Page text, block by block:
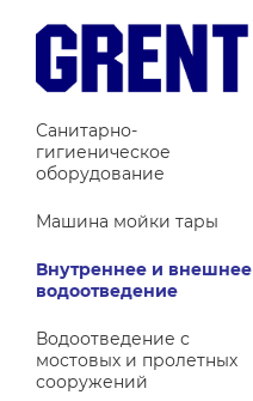
Санитарно-
гигиеническое
оборудование
Машина мойки тары
Внутреннее и внешнее
водоотведение
Водоотведение с
мостовых и пролетных
сооружений